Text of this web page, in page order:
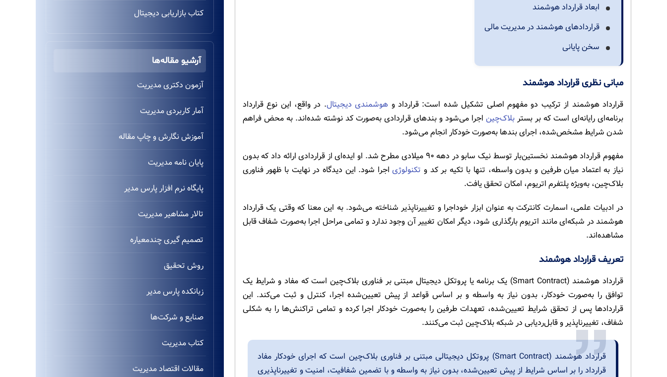
ابعاد قرارداد هوشمند
قراردادهای هوشمند در مدیریت مالی
سخن پایانی
مبانی نظری قرارداد هوشمند
قرارداد هوشمند از ترکیب دو مفهوم اصلی تشکیل شده است: قرارداد و هوشمندی دیجیتال. در واقع، این نوع قرارداد
برنامه‌ای رایانه‌ای است که بر بستربلاک‌چین اجرا می‌شود و بندهای قراردادی به‌صورت کد نوشته شده‌اند. به محض فراهم
شدن شرایط مشخص‌شده، اجرای بندها به‌صورت خودکار انجام می‌شود.
مفهوم قرارداد هوشمند نخستین‌بار توسط نیک سابو در دهه ۹۰ میلادی مطرح شد. او ایده‌ای از قراردادی ارائه داد که بدون
نیاز به اعتماد میان طرفین و بدون واسطه، تنها با تکیه بر کد و تکنولوژیاجرا شود. این دیدگاه در نهایت با ظهور فناوری
بلاک‌چین، به‌ویژه پلتفرم اتریوم، امکان تحقق یافت.
در ادبیات علمی، اسمارت کانترکت به عنوان ابزار خوداجرا و تغییرناپذیر شناخته می‌شود. به این معنا که وقتی یک قرارداد
هوشمند در شبکه‌ای مانند اتریوم بارگذاری شود، دیگر امکان تغییر آن وجود ندارد و تمامی مراحل اجرا به‌صورت شفاف قابل
مشاهده‌اند.
تعریف قرارداد هوشمند
قرارداد هوشمند (Smart Contract) یک برنامه یا پروتکل دیجیتال مبتنی بر فناوری بلاک‌چین است که مفاد و شرایط یک
توافق را به‌صورت خودکار، بدون نیاز به واسطه و بر اساس قواعد از پیش تعیین‌شده اجرا، کنترل و ثبت می‌کند. این
قراردادها پس از تحقق شرایط تعیین‌شده، تعهدات طرفین را به‌صورت خودکار اجرا کرده و تمامی تراکنش‌ها را به شکلی
شفاف، تغییرناپذیر و قابل‌ردیابی در شبکه بلاک‌چین ثبت می‌کنند.
قرارداد هوشمند (Smart Contract) پروتکل دیجیتالی مبتنی بر فناوری بلاک‌چین است که اجرای خودکار مفاد
قرارداد را بر اساس شرایط از پیش تعیین‌شده، بدون نیاز به واسطه و با تضمین شفافیت، امنیت و تغییرناپذیری
کتاب بازاریابی دیجیتال
آرشیو مقاله‌ها
آزمون دکتری مدیریت
آمار کاربردی مدیریت
آموزش نگارش و چاپ مقاله
پایان نامه مدیریت
پایگاه نرم افزار پارس مدیر
تالار مشاهیر مدیریت
تصمیم گیری چندمعیاره
روش تحقیق
زبانکده پارس مدیر
صنایع و شرکت‌ها
کتاب مدیریت
مقالات اقتصاد مدیریت